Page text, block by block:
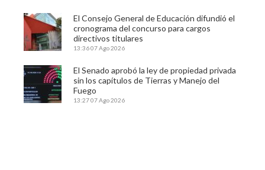
El Consejo General de Educación difundió el
cronograma del concurso para cargos
directivos titulares
13:3607 Ago 2026
El Senado aprobó la ley de propiedad privada
sin los capítulos de Tierras y Manejo del
Fuego
13:2707 Ago 2026